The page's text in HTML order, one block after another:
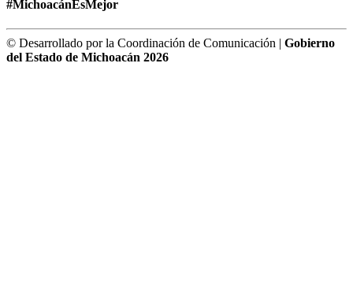
#MichoacánEsMejor
© Desarrollado por la Coordinación de Comunicación | Gobierno
del Estado de Michoacán 2026